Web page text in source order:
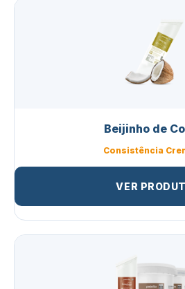
Beijinho de
Consistência
VER